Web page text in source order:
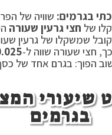
בגרמים: שוויה של
של חצי גרעין שעורה
שמשקלו של גרעין
שיעורי
בגרמים